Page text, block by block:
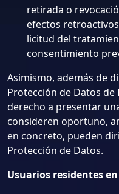
retirada o
efectos
licitud del
consentimiento
Asimismo, además de
Protección de Datos de
derecho a presentar
consideren oportuno,
en concreto, pueden
Protección de Datos.
Usuarios residentes